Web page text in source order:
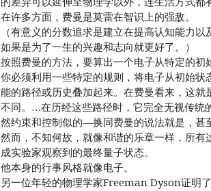
在许多方面，费曼是莫雷在智识上的强敌。
（有意义的分数追求是建立在提高认知能力
如果是为了一生的兴趣和志向就更好了。）
按照费曼的方法，要算出一个电子从特定的初
你必须利用一些特定的规则，将电子从初始
能的路径或历史叠加起来。在费曼看来，这
不同。…在历经这些路径时，它完全无视传统
然约束和控制似的—换同费曼的说法就是，甚
然而，不知何故，就像和谐的乐章一样，所
成实验家观察到的最终量子状态。
他本身的行事风格就像电子。
另一位年轻的物理学家Freeman Dyson证明